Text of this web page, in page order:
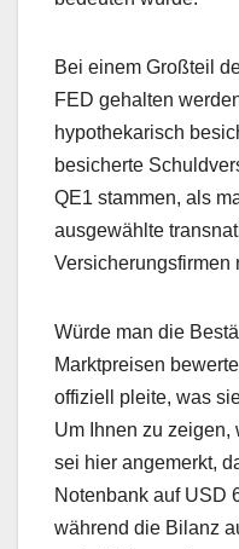
Bei einem Großteil
FED gehalten
hypothekarisch
besicherte
QE1 stammen, als
ausgewählte
Versicherungsfirmen
Würde man die
Marktpreisen
offiziell pleite, was
Um Ihnen zu zeigen,
sei hier angemerkt,
Notenbank auf USD
während die Bilanz